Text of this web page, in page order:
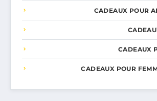
CADEAUX POUR
CADEAUX
CADEAUX POUR